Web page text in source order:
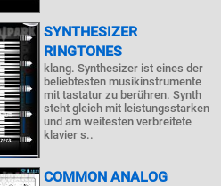
SYNTHESIZER
RINGTONES
klang. Synthesizer ist eines der
beliebtesten musikinstrumente
mit tastatur zu berühren. Synth
steht gleich mit leistungsstarken
und am weitesten verbreitete
klavier s..
COMMON ANALOG